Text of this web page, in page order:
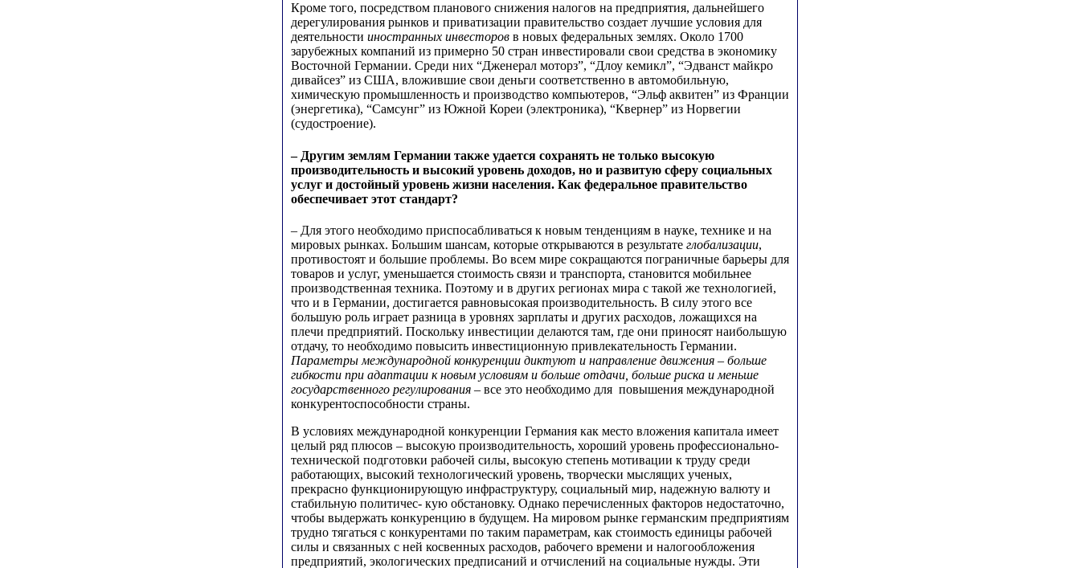
Кроме того, посредством планового снижения налогов на предприятия, дальнейшего
дерегулирования рынков и приватизации правительство создает лучшие условия для
деятельности иностранных инвесторов в новых федеральных землях. Около 1700
зарубежных компаний из примерно 50 стран инвестировали свои средства в экономику
Восточной Германии. Среди них “Дженерал моторз”, “Длоу кемикл”, “Эдванст майкро
дивайсез” из США, вложившие свои деньги соответственно в автомобильную,
химическую промышленность и производство компьютеров, “Эльф аквитен” из Франции
(энергетика), “Самсунг” из Южной Кореи (электроника), “Квернер” из Норвегии
(судостроение).
– Другим землям Германии также удается сохранять не только высокую
производительность и высокий уровень доходов, но и развитую сферу социальных
услуг и достойный уровень жизни населения. Как федеральное правительство
обеспечивает этот стандарт?
– Для этого необходимо приспосабливаться к новым тенденциям в науке, технике и на
мировых рынках. Большим шансам, которые открываются в результате глобализации,
противостоят и большие проблемы. Во всем мире сокращаются пограничные барьеры для
товаров и услуг, уменьшается стоимость связи и транспорта, становится мобильнее
производственная техника. Поэтому и в других регионах мира с такой же технологией,
что и в Германии, достигается равновысокая производительность. В силу этого все
большую роль играет разница в уровнях зарплаты и других расходов, ложащихся на
плечи предприятий. Поскольку инвестиции делаются там, где они приносят наибольшую
отдачу, то необходимо повысить инвестиционную привлекательность Германии.
Параметры международной конкуренции диктуют и направление движения – больше
гибкости при адаптации к новым условиям и больше отдачи, больше риска и меньше
государственного регулирования – все это необходимо для повышения международной
конкурентоспособности страны.
В условиях международной конкуренции Германия как место вложения капитала имеет
целый ряд плюсов – высокую производительность, хороший уровень профессионально-
технической подготовки рабочей силы, высокую степень мотивации к труду среди
работающих, высокий технологический уровень, творчески мыслящих ученых,
прекрасно функционирующую инфраструктуру, социальный мир, надежную валюту и
стабильную политичес- кую обстановку. Однако перечисленных факторов недостаточно,
чтобы выдержать конкуренцию в будущем. На мировом рынке германским предприятиям
трудно тягаться с конкурентами по таким параметрам, как стоимость единицы рабочей
силы и связанных с ней косвенных расходов, рабочего времени и налогообложения
предприятий, экологических предписаний и отчислений на социальные нужды. Эти